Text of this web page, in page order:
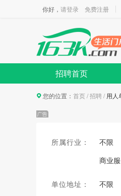
你好， 请登录 免费注册
招聘首页
您的位置： 首页/招聘/ 用人
所属行业： 不限
商业
单位地址： 不限